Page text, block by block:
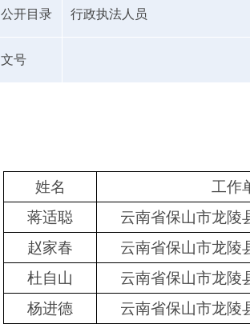
公开目录 行政执法人员
文号
姓名
工作
蒋适聪
云南省保山市龙陵
赵家春
云南省保山市龙陵
杜自山
云南省保山市龙陵
杨进德
云南省保山市龙陵